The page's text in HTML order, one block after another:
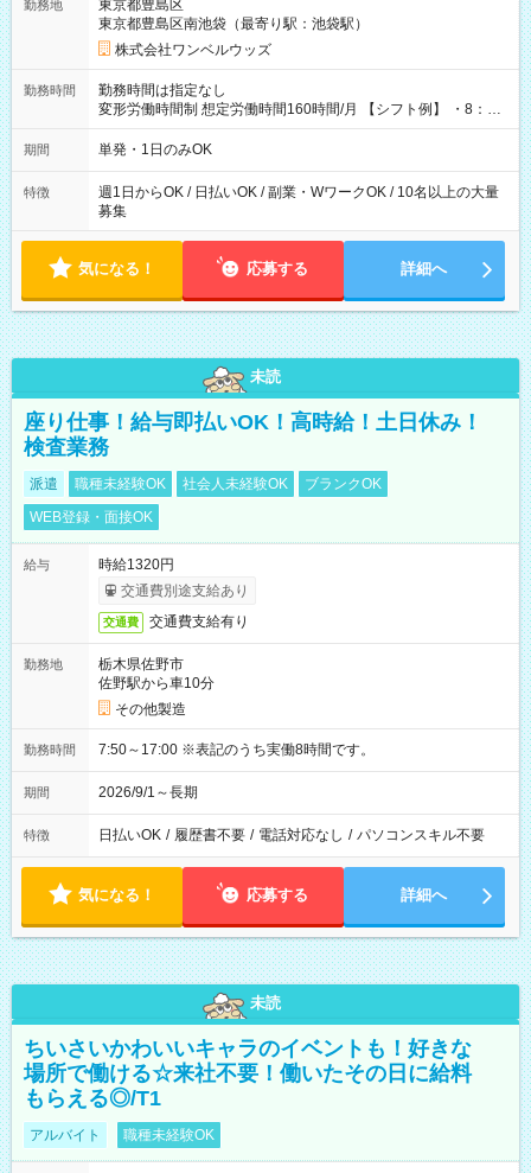
勤務地
東京都豊島区
東京都豊島区南池袋（最寄り駅：池袋駅）
株式会社ワンベルウッズ
勤務時間
勤務時間は指定なし
変形労働時間制 想定労働時間160時間/月 【シフト例】 ・8：00
～21：00
期間 単発・1日のみOK
特徴
週1日からOK / 日払いOK / 副業・WワークOK / 10名以上の大量
募集
気になる！ 応募する 詳細へ
未読
座り仕事！給与即払いOK！高時給！土日休み！
検査業務
派遣 職種未経験OK 社会人未経験OK
ブランクOK
WEB登録・面接OK
給与
時給1320円
交通費別途支給あり
交通費 交通費支給有り
勤務地
栃木県佐野市
佐野駅から車10分
その他製造
勤務時間 7:50～17:00 ※表記のうち実働8時間です。
期間 2026/9/1～長期
特徴 日払いOK / 履歴書不要 / 電話対応なし / パソコンスキル不要
気になる！ 応募する 詳細へ
未読
ちいさいかわいいキャラのイベントも！好きな
場所で働ける☆来社不要！働いたその日に給料
もらえる◎/T1
アルバイト 職種未経験OK